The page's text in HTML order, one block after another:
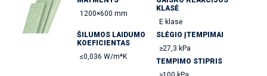
1200×600 mm
KLASĖ
E klasė
ŠILUMOS LAIDUMO
KOEFICIENTAS
≤0,036 W/m*K
SLĖGIO ĮTEMPIMAI
≥27,3 kPa
TEMPIMO STIPRIS